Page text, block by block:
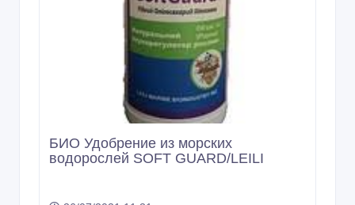
БИО Удобрение из морских
водорослей SОFT GUARD/LEILI